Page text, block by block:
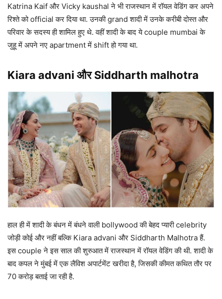
Katrina Kaif और Vicky kaushal ने भी राजस्थान में रॉयल वेडिंग कर अपने
रिश्ते को official कर दिया था. उनकी grand शादी में उनके करीबी दोस्त और
परिवार के सदस्य ही शामिल हुए थे. वहीं शादी के बाद ये couple mumbai के
जुहू में अपने नए apartment में shift हो गया था.
Kiara advani और Siddharth malhotra
हाल ही में शादी के बंधन में बंधने वाली bollywood की बेहद प्यारी celebrity
जोड़ी कोई और नहीं बल्कि Kiara advani और Siddharth Malhotra हैं.
इस couple ने इस साल की शुरुआत में राजस्थान में रॉयल वेडिंग की थी. शादी के
बाद कपल ने मुंबई में एक लैविश अपार्टमेंट खरीदा है, जिसकी कीमत कथित तौर पर
70 करोड़ बताई जा रही है.